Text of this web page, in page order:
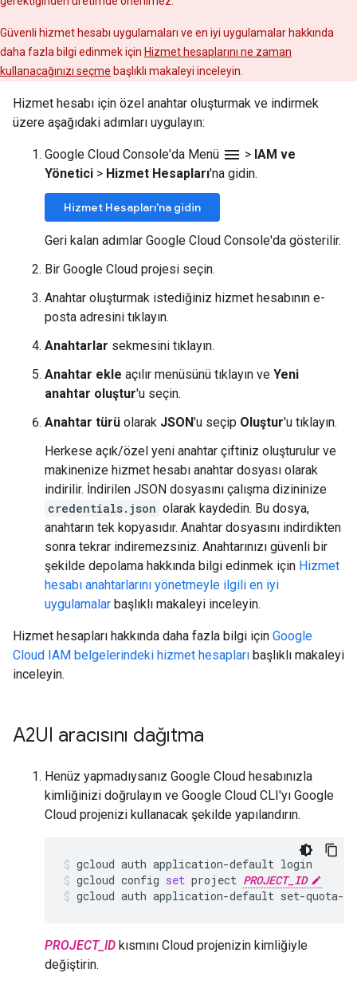
Güvenli hizmet hesabı uygulamaları ve en iyi uygulamalar hakkında
daha fazla bilgi edinmek için Hizmet hesaplarını ne zaman
kullanacağınızı seçme başlıklı makaleyi inceleyin.
Hizmet hesabı için özel anahtar oluşturmak ve indirmek
üzere aşağıdaki adımları uygulayın:
Google Cloud Console'da Menü menu > IAM ve
Yönetici > Hizmet Hesapları'na gidin.
Hizmet Hesapları'na gidin
Geri kalan adımlar Google Cloud Console'da gösterilir.
Bir Google Cloud projesi seçin.
Anahtar oluşturmak istediğiniz hizmet hesabının e-
posta adresini tıklayın.
Anahtarlar sekmesini tıklayın.
Anahtar ekle açılır menüsünü tıklayın ve Yeni
anahtar oluştur'u seçin.
Anahtar türü olarak JSON'u seçip Oluştur'u tıklayın.
Herkese açık/özel yeni anahtar çiftiniz oluşturulur ve
makinenize hizmet hesabı anahtar dosyası olarak
indirilir. İndirilen JSON dosyasını çalışma dizininize
credentials.json olarak kaydedin. Bu dosya,
anahtarın tek kopyasıdır. Anahtar dosyasını indirdikten
sonra tekrar indiremezsiniz. Anahtarınızı güvenli bir
şekilde depolama hakkında bilgi edinmek için Hizmet
hesabı anahtarlarını yönetmeyle ilgili en iyi
uygulamalar başlıklı makaleyi inceleyin.
Hizmet hesapları hakkında daha fazla bilgi için Google
Cloud IAM belgelerindeki hizmet hesapları başlıklı makaleyi
inceleyin.
A2UI aracısını dağıtma
Henüz yapmadıysanız Google Cloud hesabınızla
kimliğinizi doğrulayın ve Google Cloud CLI'yı Google
Cloud projenizi kullanacak şekilde yapılandırın.
gcloud auth application-default login
gcloud config set project PROJECT_ID
gcloud auth application-default set-quota-
PROJECT_ID kısmını Cloud projenizin kimliğiyle
değiştirin.